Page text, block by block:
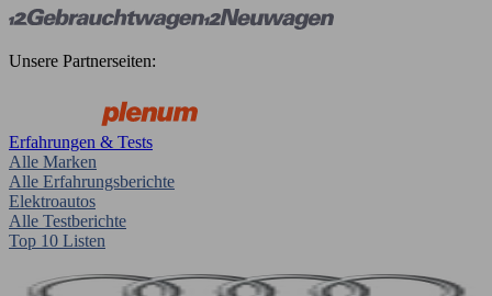
Unsere Partnerseiten:
Erfahrungen & Tests
Alle Marken
Alle Erfahrungsberichte
Elektroautos
Alle Testberichte
Top 10 Listen